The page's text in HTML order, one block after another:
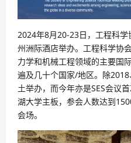
2024年8月20-23日，工程科
州洲际酒店举办。工程科学协
力学和机械工程领域的主要国
遍及几十个国家/地区。除
土举办，而今年亦是SES会议
湖大学主板，参会人数达到
会场。